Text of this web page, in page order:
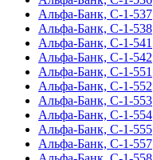
Альфа-Банк, С-1-537
Альфа-Банк, С-1-538
Альфа-Банк, С-1-541
Альфа-Банк, С-1-542
Альфа-Банк, С-1-551
Альфа-Банк, С-1-552
Альфа-Банк, С-1-553
Альфа-Банк, С-1-554
Альфа-Банк, С-1-555
Альфа-Банк, С-1-557